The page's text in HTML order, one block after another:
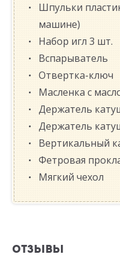
Шпульки
машине)
Набор игл 3 шт.
Вспарыватель
Отвертка-ключ
Масленка с
Держатель
Держатель
Вертикальный
Фетровая
Мягкий чехол
ОТЗЫВЫ